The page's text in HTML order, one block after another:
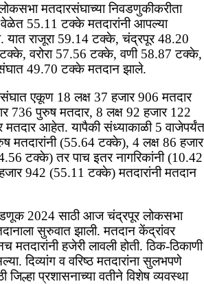
मतदारसंघाच्या निवडणुकीकरीता
वेळेत 55.11 टक्के मतदारांनी आपल्या
यात राजूरा 59.14 टक्के, चंद्रपूर 48.20
वरोरा 57.56 टक्के, वणी 58.87 टक्के,
49.70 टक्के मतदान झाले.
एकूण 18 लक्ष 37 हजार 906 मतदार
736 पुरुष मतदार, 8 लक्ष 92 हजार 122
मतदार आहेत. यापैकी संध्याकाळी 5 वाजेपर्यंत
मतदारांनी (55.64 टक्के), 4 लक्ष 86 हजार
टक्के) तर पाच इतर नागरिकांनी (10.42
942 (55.11 टक्के) मतदारांनी मतदान
2024 साठी आज चंद्रपूर लोकसभा
सुरुवात झाली. मतदान केंद्रांवर
मतदारांनी हजेरी लावली होती. ठिक-ठिकाणी
दिव्यांग व वरिष्ठ मतदारांना सुलभपणे
जिल्हा प्रशासनाच्या वतीने विशेष व्यवस्था